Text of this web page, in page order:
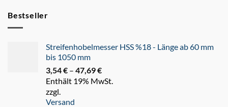
Bestseller
Streifenhobelmesser HSS %18 - Länge ab 60 mm
bis 1050 mm
3,54€ – 47,69€
3,54 €
Enthält 19% MwSt.
zzgl.
Versand